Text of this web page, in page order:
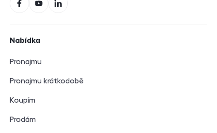
FacebookYouTubeLinkedIn
Nabídka
Pronajmu
Pronajmu krátkodobě
Koupím
Prodám